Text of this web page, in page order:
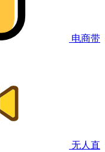
电商带
无人直